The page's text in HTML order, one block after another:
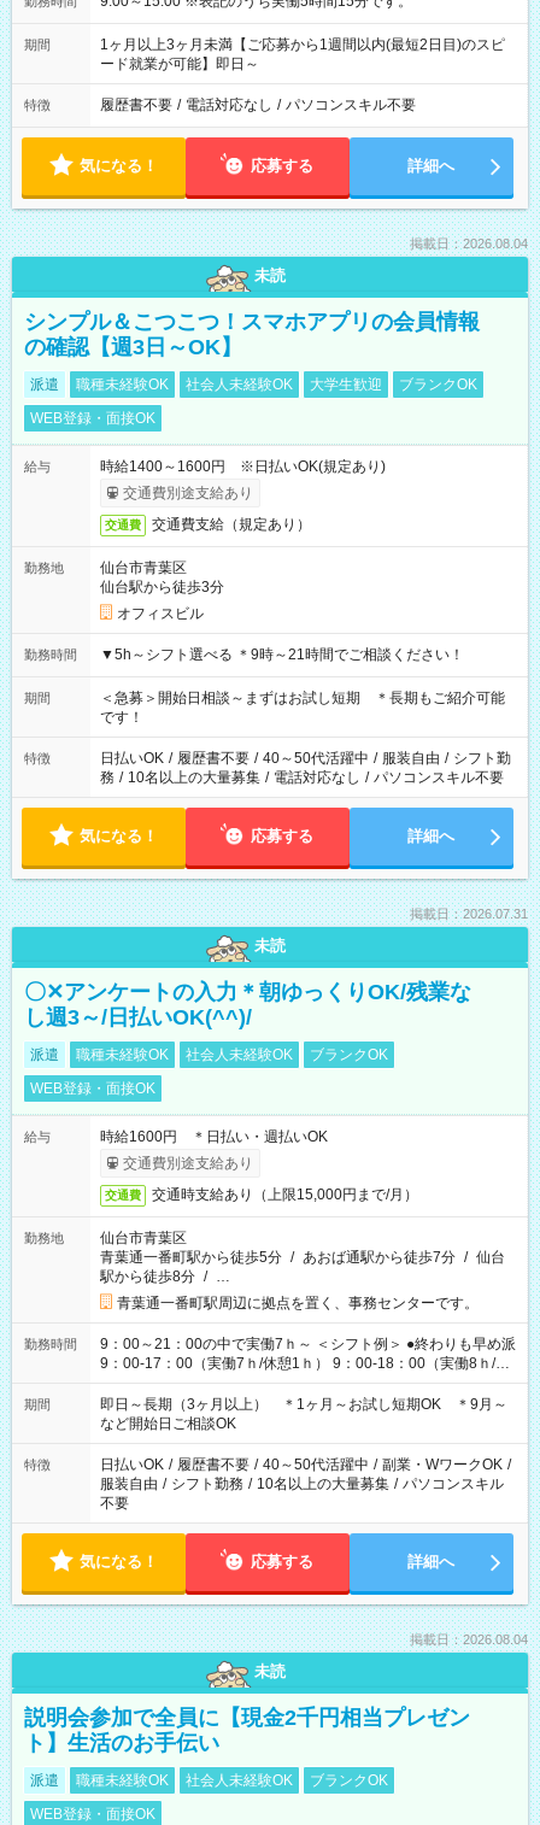
期間
1ヶ月以上3ヶ月未満【ご応募から1週間以内(最短2日目)のスピ
ード就業が可能】即日～
特徴 履歴書不要 / 電話対応なし / パソコンスキル不要
気になる！ 応募する 詳細へ
掲載日：2026.08.04
未読
シンプル＆こつこつ！スマホアプリの会員情報
の確認【週3日～OK】
派遣 職種未経験OK 社会人未経験OK 大学生歓迎
ブランクOK
WEB登録・面接OK
給与
時給1400～1600円 ※日払いOK(規定あり)
交通費別途支給あり
交通費 交通費支給（規定あり）
勤務地
仙台市青葉区
仙台駅から徒歩3分
オフィスビル
勤務時間 ▼5h～シフト選べる ＊9時～21時間でご相談ください！
期間
＜急募＞開始日相談～まずはお試し短期 ＊長期もご紹介可能
です！
特徴 日払いOK / 履歴書不要 / 40～50代活躍中 / 服装自由 / シフト勤
務 / 10名以上の大量募集 / 電話対応なし / パソコンスキル不要
気になる！ 応募する 詳細へ
掲載日：2026.07.31
未読
〇✕アンケートの入力＊朝ゆっくりOK/残業な
し週3～/日払いOK(^^)/
派遣 職種未経験OK 社会人未経験OK
ブランクOK
WEB登録・面接OK
給与
時給1600円 ＊日払い・週払いOK
交通費別途支給あり
交通費 交通時支給あり（上限15,000円まで/月）
勤務地
仙台市青葉区
青葉通一番町駅から徒歩5分 / あおば通駅から徒歩7分 / 仙台
駅から徒歩8分 / …
青葉通一番町駅周辺に拠点を置く、事務センターです。
勤務時間
9：00～21：00の中で実働7ｈ～ ＜シフト例＞ ●終わりも早め派
9：00-17：00（実働7ｈ/休憩1ｈ） 9：00-18：00（実働8ｈ/休
憩1ｈ） 10：00-19：00（実働8ｈ/休憩1ｈ） ●朝ゆっくり派
11：00-20：00（実働8ｈ/休憩1ｈ） 12：00-20：00（実働7ｈ/
休憩1ｈ） 12：00-21：00（実働8ｈ/休憩1ｈ） 13：00-22：
00（実働8ｈ/休憩1ｈ） ＊時間帯固定OK
期間
即日～長期（3ヶ月以上） ＊1ヶ月～お試し短期OK ＊9月～
など開始日ご相談OK
特徴 日払いOK / 履歴書不要 / 40～50代活躍中 / 副業・WワークOK /
服装自由 / シフト勤務 / 10名以上の大量募集 / パソコンスキル
不要
気になる！ 応募する 詳細へ
掲載日：2026.08.04
未読
説明会参加で全員に【現金2千円相当プレゼン
ト】生活のお手伝い
派遣 職種未経験OK 社会人未経験OK
ブランクOK
WEB登録・面接OK